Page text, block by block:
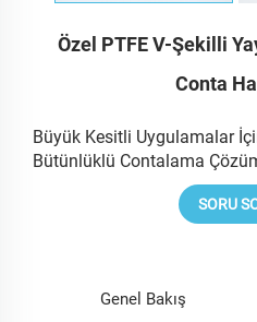
Özel PTFE V-Şekilli
Conta
Büyük Kesitli Uygulamalar
Bütünlüklü Contalama
SORU
Genel Bakış